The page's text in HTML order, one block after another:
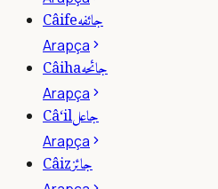
Câifeجائفه
Arapça
Câihaجائحه
Arapça
Câ‘ilجاعل
Arapça
Câizجائز